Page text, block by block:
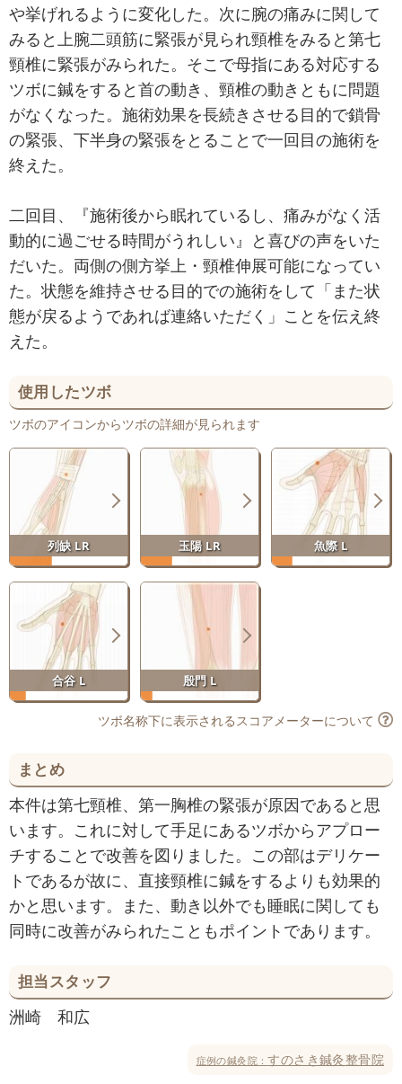
や挙げれるように変化した。次に腕の痛みに関して
みると上腕二頭筋に緊張が見られ頸椎をみると第七
頸椎に緊張がみられた。そこで母指にある対応する
ツボに鍼をすると首の動き、頸椎の動きともに問題
がなくなった。施術効果を長続きさせる目的で鎖骨
の緊張、下半身の緊張をとることで一回目の施術を
終えた。
二回目、『施術後から眠れているし、痛みがなく活
動的に過ごせる時間がうれしい』と喜びの声をいた
だいた。両側の側方挙上・頸椎伸展可能になってい
た。状態を維持させる目的での施術をして「また状
態が戻るようであれば連絡いただく」ことを伝え終
えた。
使用したツボ
ツボのアイコンからツボの詳細が見られます
列缺 LR 玉陽 LR 魚際 L
合谷 L 殷門 L
ツボ名称下に表示されるスコアメーターについて
まとめ
本件は第七頸椎、第一胸椎の緊張が原因であると思
います。これに対して手足にあるツボからアプロー
チすることで改善を図りました。この部はデリケー
トであるが故に、直接頸椎に鍼をするよりも効果的
かと思います。また、動き以外でも睡眠に関しても
同時に改善がみられたこともポイントであります。
担当スタッフ
洲崎 和広
症例の鍼灸院：すのさき鍼灸整骨院